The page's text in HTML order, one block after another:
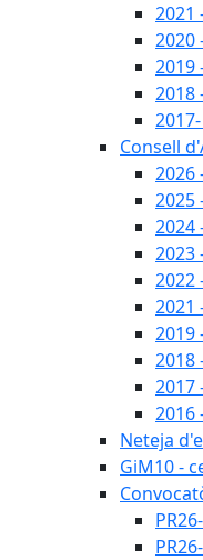
2021
2020
2019
2018
Consell
2026
2025
2024
2023
2022
2021
2019
2018
2017
2016
Neteja
GiM10 -